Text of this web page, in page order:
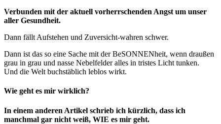
Verbunden mit der aktuell vorherrschenden Angst um unser
aller Gesundheit.
Dann fällt Aufstehen und Zuversicht-wahren schwer.
Dann ist das so eine Sache mit der BeSONNENheit, wenn draußen
grau in grau und nasse Nebelfelder alles in tristes Licht tunken.
Und die Welt buchstäblich leblos wirkt.
Wie geht es mir wirklich?
In einem anderen Artikel schrieb ich kürzlich, dass ich
manchmal gar nicht weiß, WIE es mir geht.